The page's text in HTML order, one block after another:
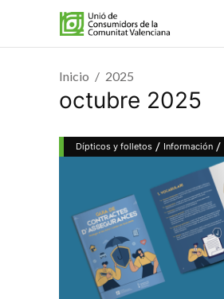
Inicio 2025
octubre 2025
Dípticos y folletos / Información /